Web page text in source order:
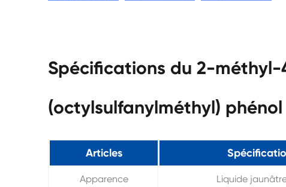
Spécifications du 2-méthyl-
(octylsulfanylméthyl) phénol
Articles
Apparence Liquide